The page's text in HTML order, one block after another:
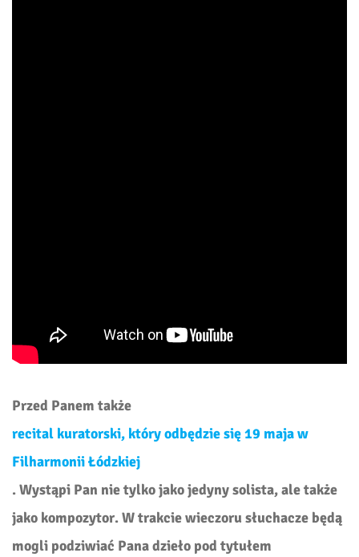
Przed Panem także
recital kuratorski, który odbędzie się 19 maja w
Filharmonii Łódzkiej
. Wystąpi Pan nie tylko jako jedyny solista, ale także
jako kompozytor. W trakcie wieczoru słuchacze będą
mogli podziwiać Pana dzieło pod tytułem